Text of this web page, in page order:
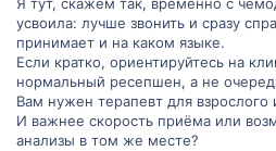
усвоила: лучше звонить и сразу
принимает и на каком языке.
Если кратко, ориентируйтесь на
нормальный ресепшен, а не
Вам нужен терапевт для взрослого
И важнее скорость приёма или
анализы в том же месте?